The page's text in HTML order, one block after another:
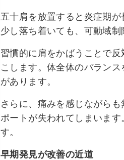
五十肩を放置すると炎症期
少し落ち着いても、可動域
習慣的に肩をかばうことで
こします。体全体のバラン
があります。
さらに、痛みを感じながら
ポートが失われてしまいま
す。
早期発見が改善の近道